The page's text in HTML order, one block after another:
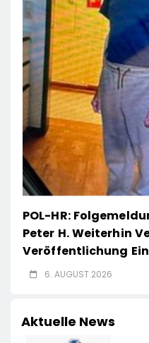
POL-HR:
Peter H. Weiterhin
Veröffentlichung
6. AUGUST 2026
Aktuelle News